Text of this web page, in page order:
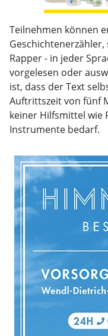
Teilnehmen können
Rapper - in jeder
vorgelesen oder
ist, dass der Text
Auftrittszeit von fünf
keiner Hilfsmittel wie
Instrumente bedarf.